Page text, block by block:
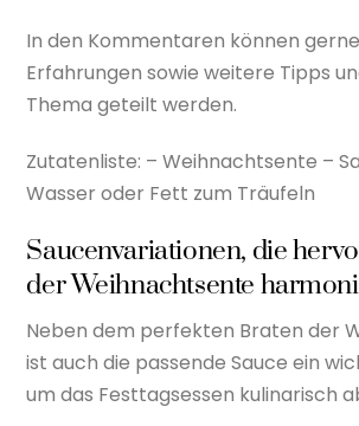
In den Kommentaren können
Erfahrungen sowie weitere Tipps
Thema geteilt werden.
Zutatenliste: – Weihnachtsente –
Wasser oder Fett zum Träufeln
Saucenvariationen, die
der Weihnachtsente
Neben dem perfekten Braten der
ist auch die passende Sauce ein
um das Festtagsessen kulinarisch